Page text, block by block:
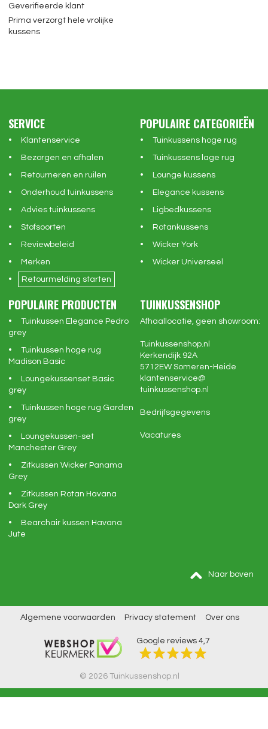
Geverifieerde klant
Prima verzorgt hele vrolijke
kussens
SERVICE
Klantenservice
Bezorgen en afhalen
Retourneren en ruilen
Onderhoud tuinkussens
Advies tuinkussens
Stofsoorten
Reviewbeleid
Merken
Retourmelding starten
POPULAIRE CATEGORIEËN
Tuinkussens hoge rug
Tuinkussens lage rug
Lounge kussens
Elegance kussens
Ligbedkussens
Rotankussens
Wicker York
Wicker Universeel
POPULAIRE PRODUCTEN
Tuinkussen Elegance Pedro
grey
Tuinkussen hoge rug
Madison Basic
Loungekussenset Basic
grey
Tuinkussen hoge rug Garden
grey
Loungekussen-set
Manchester Grey
Zitkussen Wicker Panama
Grey
Zitkussen Rotan Havana
Dark Grey
Bearchair kussen Havana
Jute
TUINKUSSENSHOP
Afhaallocatie, geen showroom:
Tuinkussenshop.nl
Kerkendijk 92A
5712EW Someren-Heide
klantenservice@
tuinkussenshop.nl
Bedrijfsgegevens
Vacatures
Naar boven
Algemene voorwaarden Privacy statement Over ons
Google reviews 4,7
© 2026 Tuinkussenshop.nl